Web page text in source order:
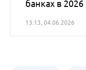
банках в 2026
13:13, 04.06.2026